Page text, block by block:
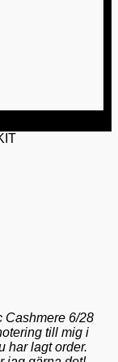
Cashmere 6/28
till mig i
har lagt order.